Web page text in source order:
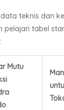
teknis dan
pelajari tabel
Mutu